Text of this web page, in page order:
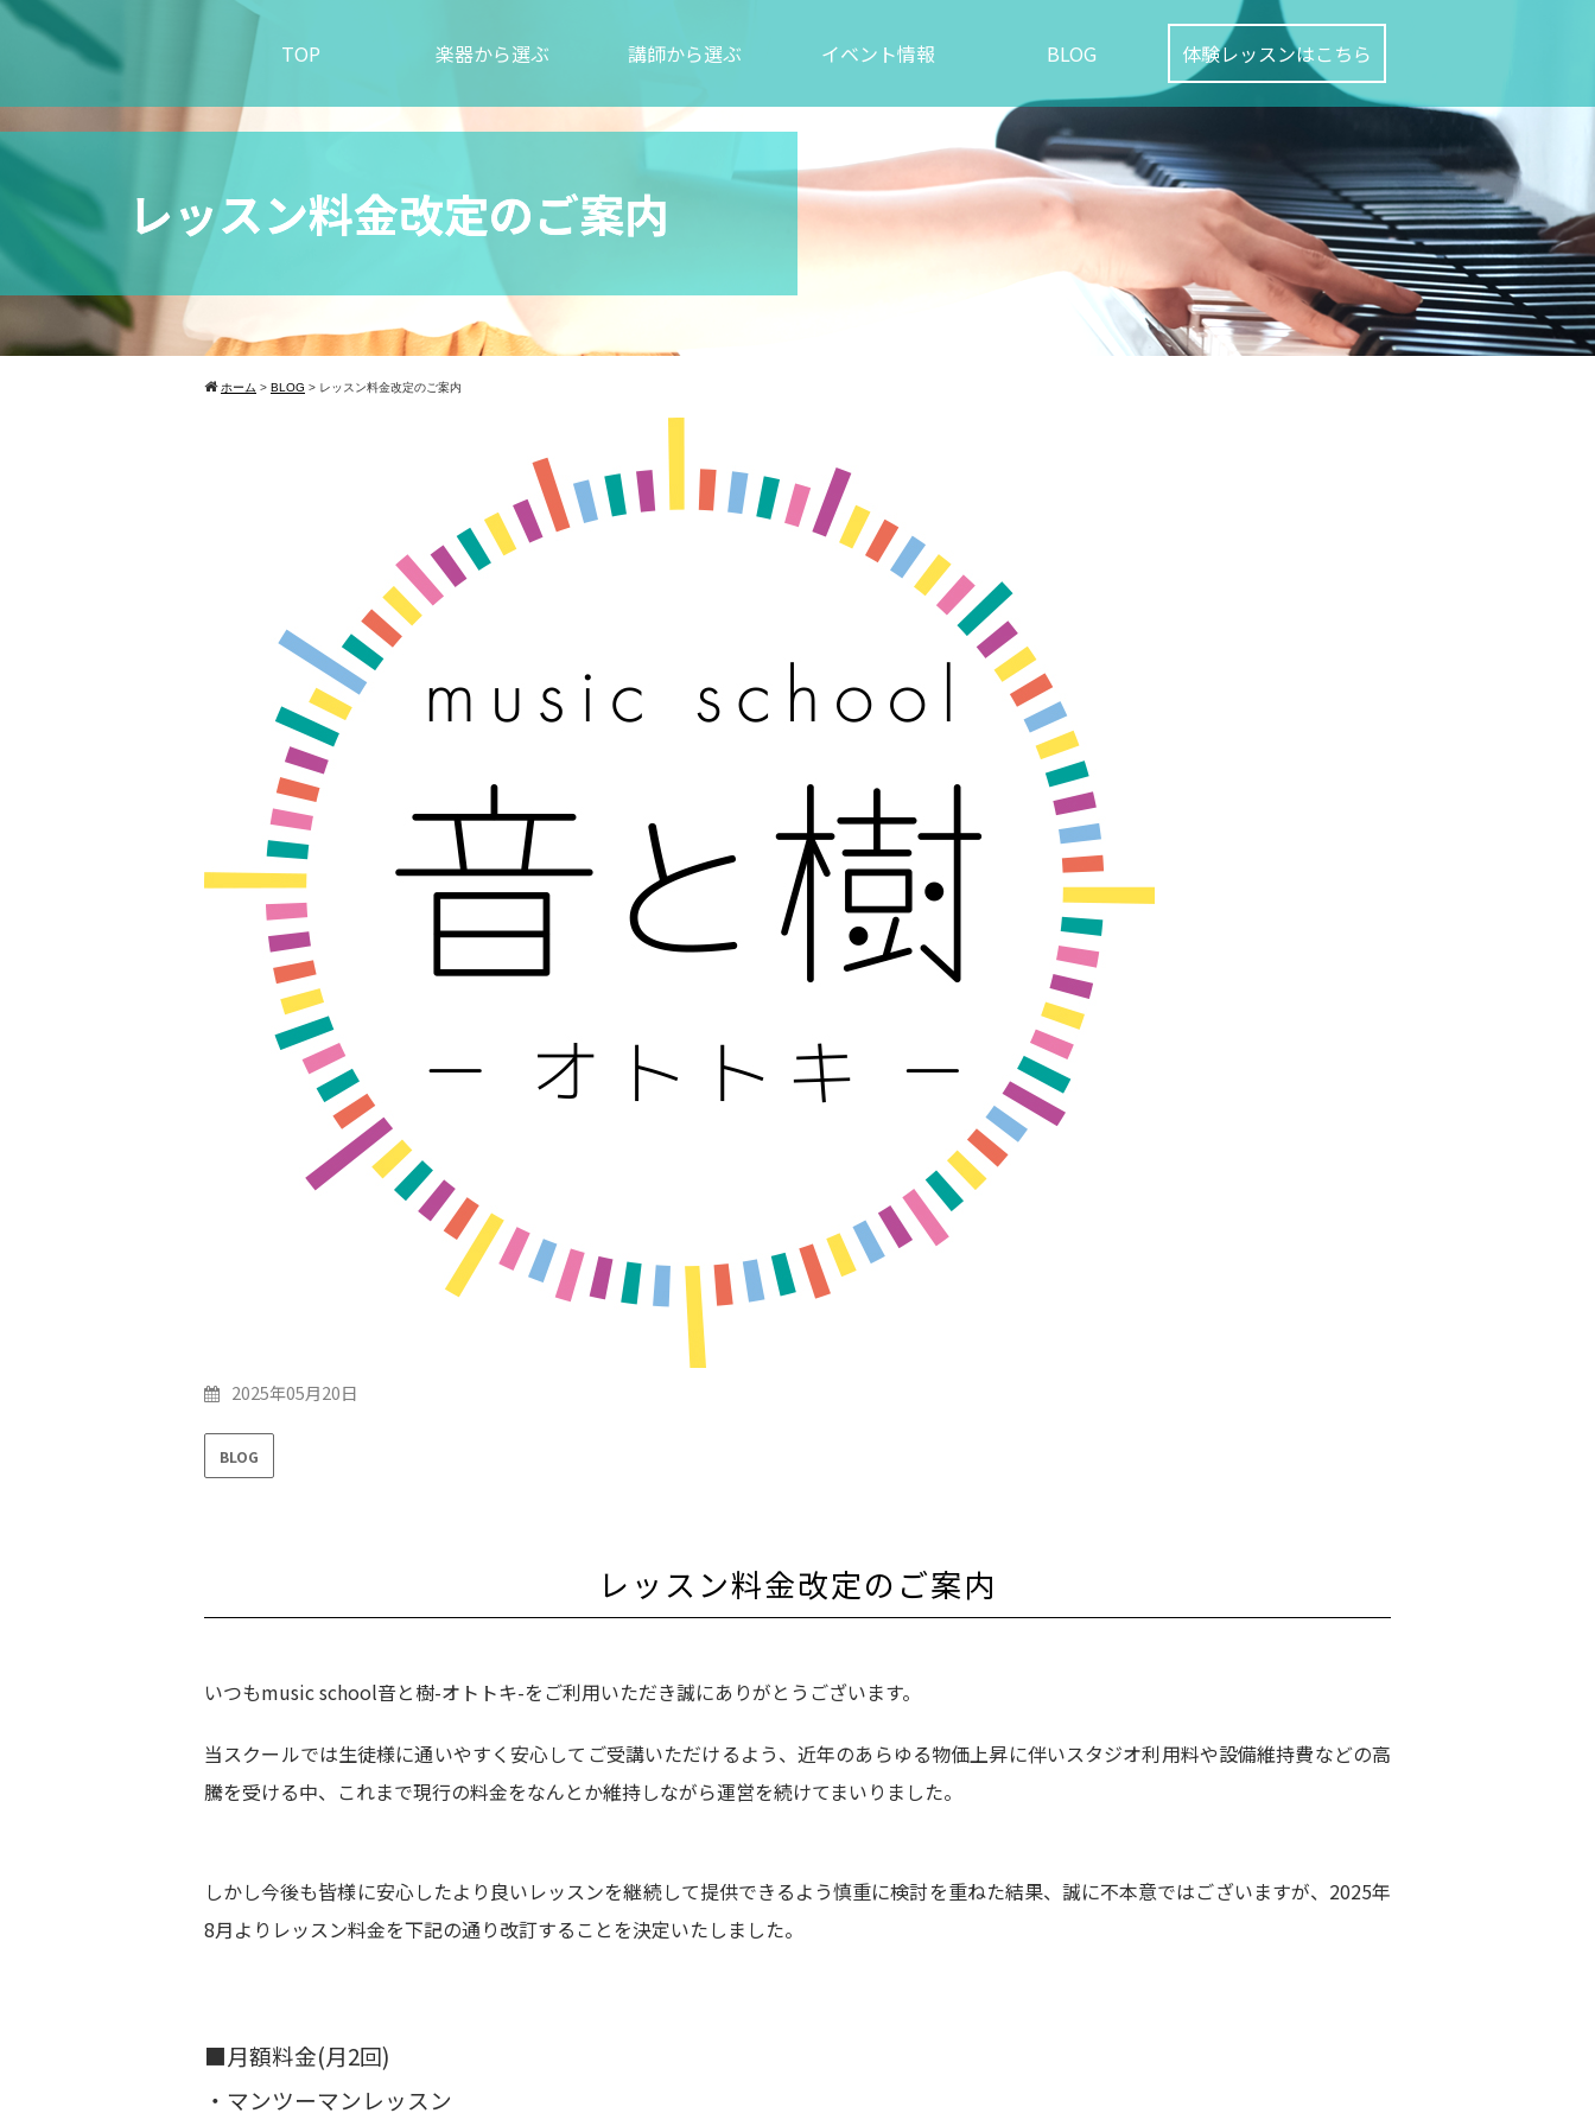
TOP 楽器から選ぶ 講師から選ぶ イベント情報 BLOG 体験レッスンはこちら
レッスン料金改定のご案内
ホーム > BLOG > レッスン料金改定のご案内
2025年05月20日
BLOG
レッスン料金改定のご案内
いつもmusic school音と樹-オトトキ-をご利用いただき誠にありがとうございます。
当スクールでは生徒様に通いやすく安心してご受講いただけるよう、近年のあらゆる物価上昇に伴いスタジオ利用料や設備維持費などの高
騰を受ける中、これまで現行の料金をなんとか維持しながら運営を続けてまいりました。
しかし今後も皆様に安心したより良いレッスンを継続して提供できるよう慎重に検討を重ねた結果、誠に不本意ではございますが、2025年
8月よりレッスン料金を下記の通り改訂することを決定いたしました。
■月額料金(月2回)
・マンツーマンレッスン